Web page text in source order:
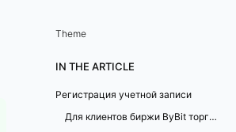
Theme
IN THE ARTICLE
Регистрация учетной записи
Для клиентов биржи ByBit торговая платформа TSLab - бесплатно!